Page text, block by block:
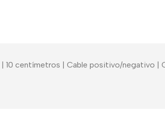
centímetros | Cable positivo/negativo